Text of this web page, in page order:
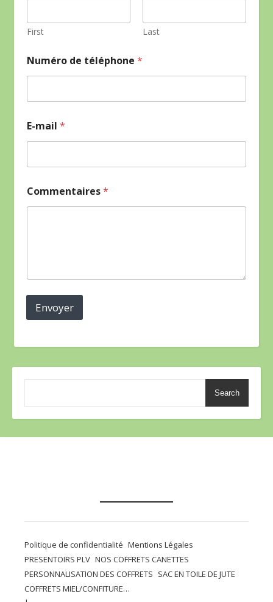
First Last
Numéro de téléphone *
E-mail *
Commentaires*
Envoyer
Search
Politique de confidentialité Mentions Légales
PRESENTOIRS PLV NOS COFFRETS CANETTES
PERSONNALISATION DES COFFRETS SAC EN TOILE DE JUTE
COFFRETS MIEL/CONFITURE…